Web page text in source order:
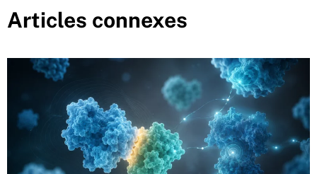
Articles connexes